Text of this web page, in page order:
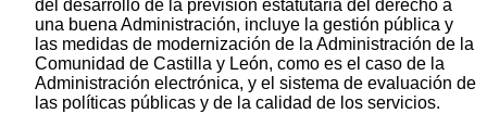
del desarrollo de la previsión estatutaria del derecho a
una buena Administración, incluye la gestión pública y
las medidas de modernización de la Administración de la
Comunidad de Castilla y León, como es el caso de la
Administración electrónica, y el sistema de evaluación de
las políticas públicas y de la calidad de los servicios.